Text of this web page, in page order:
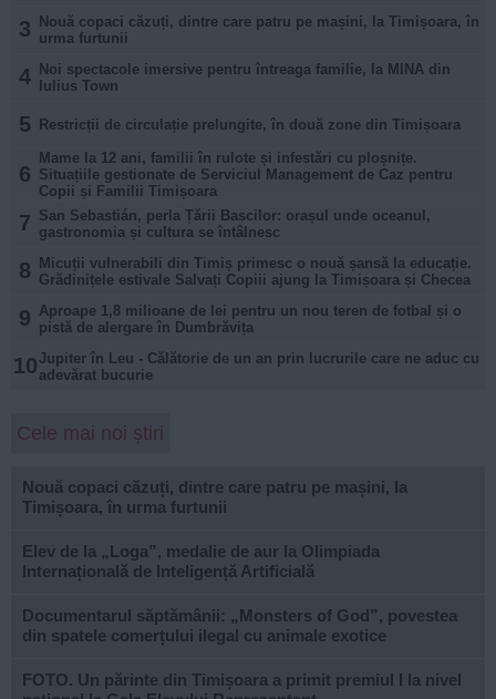
3
Nouă copaci căzuți, dintre care patru pe mașini, la Timișoara, în
urma furtunii
4
Noi spectacole imersive pentru întreaga familie, la MINA din
Iulius Town
5 Restricții de circulație prelungite, în două zone din Timișoara
6
Mame la 12 ani, familii în rulote și infestări cu ploșnițe.
Situațiile gestionate de Serviciul Management de Caz pentru
Copii și Familii Timișoara
7 San Sebastián, perla Țării Bascilor: orașul unde oceanul,
gastronomia și cultura se întâlnesc
8
Micuții vulnerabili din Timiș primesc o nouă șansă la educație.
Grădinițele estivale Salvați Copiii ajung la Timișoara și Checea
9 Aproape 1,8 milioane de lei pentru un nou teren de fotbal și o
pistă de alergare în Dumbrăvița
10 Jupiter în Leu - Călătorie de un an prin lucrurile care ne aduc cu
adevărat bucurie
Cele mai noi știri
Nouă copaci căzuți, dintre care patru pe mașini, la
Timișoara, în urma furtunii
Elev de la „Loga”, medalie de aur la Olimpiada
Internațională de Inteligență Artificială
Documentarul săptămânii: „Monsters of God”, povestea
din spatele comerțului ilegal cu animale exotice
FOTO. Un părinte din Timișoara a primit premiul I la nivel